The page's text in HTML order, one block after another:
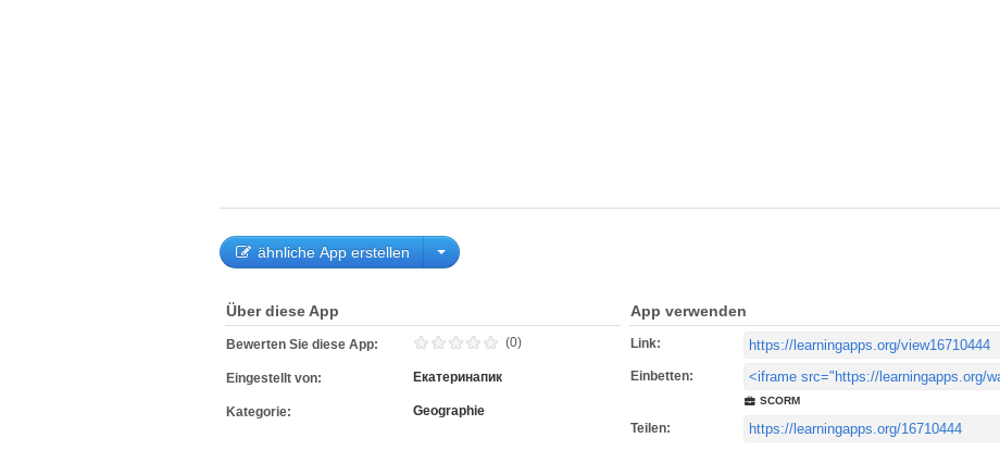
ähnliche App erstellen
Über diese App
Bewerten Sie diese App: (0)
Eingestellt von: Екатеринапик
Kategorie: Geographie
App verwenden
Link:
Einbetten:
SCORM
Teilen: